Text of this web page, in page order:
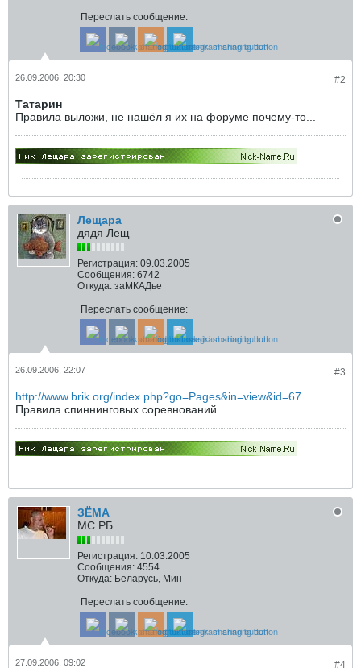
Переслать сообщение:
#2
26.09.2006, 20:30
Татарин
Правила выложи, не нашёл я их на форуме почему-то...
Лещара
дядя Лещ
Регистрация: 09.03.2005
Сообщения: 6742
Откуда: заМКАДье
Переслать сообщение:
#3
26.09.2006, 22:07
http://www.brik.org/index.php?go=Pages&in=view&id=67
Правила спиннинговых соревнований.
ЗЁМА
МС РБ
Регистрация: 10.03.2005
Сообщения: 4554
Откуда: Беларусь, Мин
Переслать сообщение:
#4
27.09.2006, 09:02